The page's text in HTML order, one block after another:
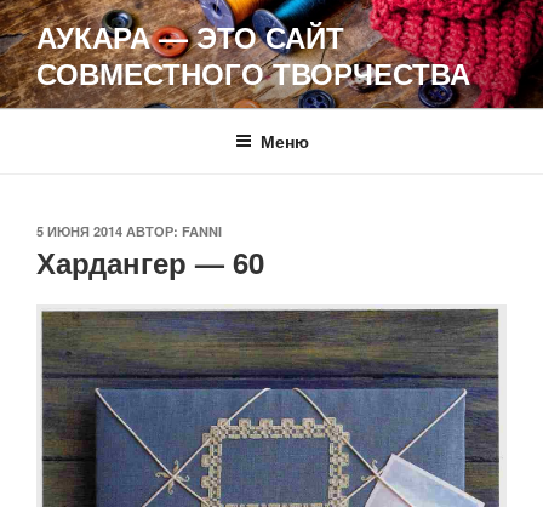
Перейти
к
содержимому
АУКАРА — ЭТО САЙТ
СОВМЕСТНОГО ТВОРЧЕСТВА
Меню
ОПУБЛИКОВАНО
5 ИЮНЯ 2014 АВТОР: FANNI
Хардангер — 60